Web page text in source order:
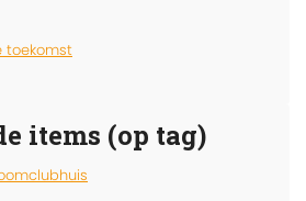
toekomst
items (op tag)